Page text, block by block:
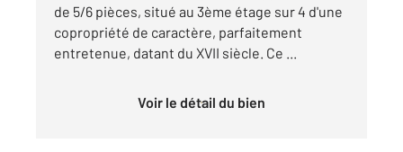
de 5/6 pièces, situé au 3ème étage sur 4 d'une
copropriété de caractère, parfaitement
entretenue, datant du XVII siècle. Ce ...
Voir le détail du bien